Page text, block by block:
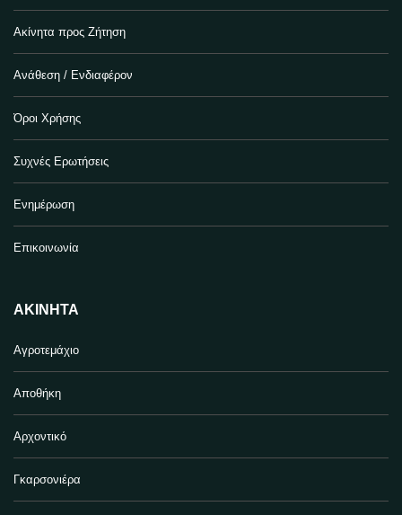
Ακίνητα προς Ζήτηση
Ανάθεση / Ενδιαφέρον
Όροι Χρήσης
Συχνές Ερωτήσεις
Ενημέρωση
Επικοινωνία
ΑΚΊΝΗΤΑ
Αγροτεμάχιο
Αποθήκη
Αρχοντικό
Γκαρσονιέρα